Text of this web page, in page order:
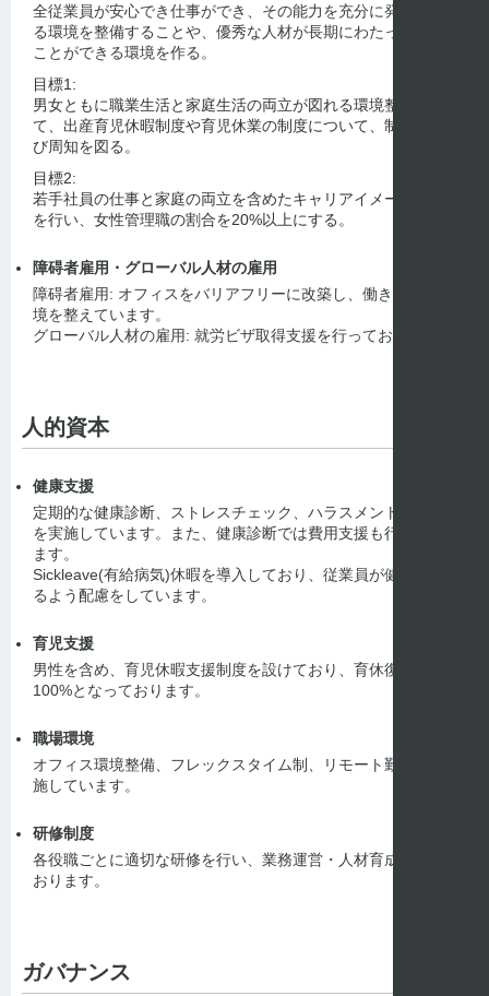
全従業員が安心でき仕事ができ、その能力を充分に発揮でき
る環境を整備することや、優秀な人材が長期にわたって働く
ことができる環境を作る。
目標1:
男女ともに職業生活と家庭生活の両立が図れる環境整備とし
て、出産育児休暇制度や育児休業の制度について、制度改善及
び周知を図る。
目標2:
若手社員の仕事と家庭の両立を含めたキャリアイメージの形成
を行い、女性管理職の割合を20%以上にする。
障碍者雇用・グローバル人材の雇用
障碍者雇用: オフィスをバリアフリーに改築し、働きやすい環
境を整えています。
グローバル人材の雇用: 就労ビザ取得支援を行っております。
人的資本
健康支援
定期的な健康診断、ストレスチェック、ハラスメントチェック
を実施しています。また、健康診断では費用支援も行っており
ます。
Sickleave(有給病気)休暇を導入しており、従業員が健康に働け
るよう配慮をしています。
育児支援
男性を含め、育児休暇支援制度を設けており、育休復帰率は
100%となっております。
職場環境
オフィス環境整備、フレックスタイム制、リモート勤務等を実
施しています。
研修制度
各役職ごとに適切な研修を行い、業務運営・人材育成に努めて
おります。
ガバナンス